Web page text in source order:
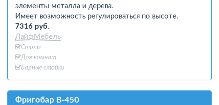
элементы металла и дерева.
Имеет возможность регулироваться по высоте.
7316 руб.
ЛайфМебель
Столы
Для комнат
Барные стойки
Фригобар В-450